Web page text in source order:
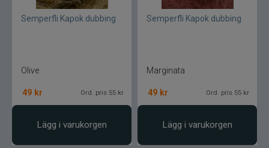
Semperfli Kapok dubbing
Olive
49 kr Ord. pris 55 kr
Lägg i varukorgen
Semperfli Kapok dubbing
Marginata
49 kr Ord. pris 55 kr
Lägg i varukorgen